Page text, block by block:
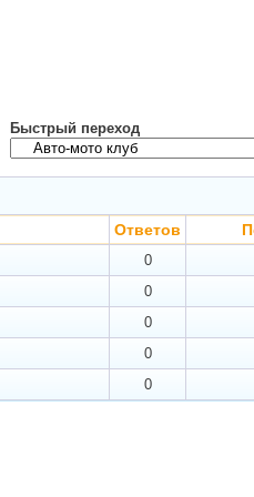
Быстрый переход
Ответов
0
0
0
0
0